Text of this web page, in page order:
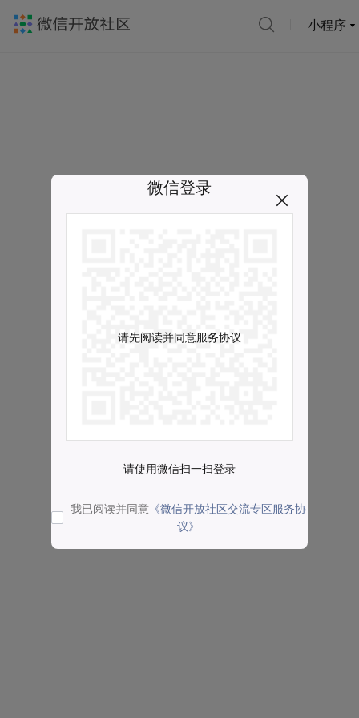
小程序
微信登录
请先阅读并同意服务协议
请使用微信扫一扫登录
我已阅读并同意 《微信开放社区交流专区服务协
议》